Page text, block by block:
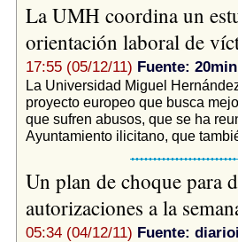
La UMH coordina un
orientación laboral de
17:55 (05/12/11) Fuente:
La Universidad Miguel
proyecto europeo que busca
que sufren abusos, que se ha
Ayuntamiento ilicitano, que
Un plan de choque para
autorizaciones a la
05:34 (04/12/11) Fuente: